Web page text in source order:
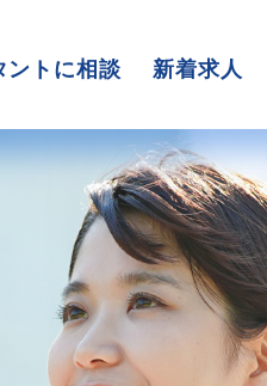
ントに相談 新着求人